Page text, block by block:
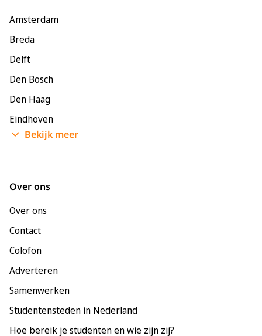
Amsterdam
Breda
Delft
Den Bosch
Den Haag
Eindhoven
Enschede
Maastricht
Nijmegen
Rotterdam
Tilburg
Utrecht
Bekijk meer
Over ons
Over ons
Contact
Colofon
Adverteren
Samenwerken
Studentensteden in Nederland
Hoe bereik je studenten en wie zijn zij?